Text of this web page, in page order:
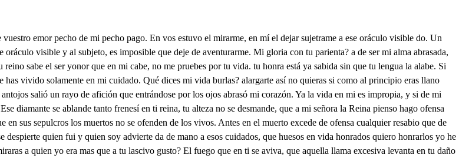
de Palacio Do . qué hace el Rey mi señor? n Ravisita tiene de espacio Don Pimudado te has de color que hay; n Ri conmigo me desgracio Qué tienes por vida mía? Don Reno se que melancolía no os quiero ver con despecho al tiempo que hay en mi pecho tantas sobras de alegría Dn Riya es grande el gozo que siento i con vuestras nobles caricias Recibo tanto contento que podéis pedir albricias de mi nuevo casamiento Don Ries la infanta de Aragón ya reina de tu afición? A dónde está doña Ines no hay reina, que ella lo es solo dé mi corazón Don In soy tu sierva, mi señora Don Rayo seré mí mismo infierno mi gozo es eterno ahora R. si tu gozo fuere eterno otro eternamente llora. Pariente, que mayor gloria puede tener mi memoria. que haberme enlazado al cuello de aqueste seraphín bello que de mi lleva victoria No es gallarda por extremo? Renadie en belleza le iguala. tanto que mi muerte temo en ver que otro se regala con el fuego que me quemo. Ay coral como su boca llegan perlas donde está aqueste aljófar preciado viose pecho más nevado que el alma a gusto provoca? Hay sin estos ojos, soles destar hermosas mejillas no toma el cielo arreboles hay tan lindas maravillas en los Polos Españoles? La belleza del Oriente iguala a esta bella frente compite el blanco Márfil con esta nariz sutil no son estas cejas tente Digo, que arcos son señora que el amor de industria ha hecho con que riude y enamora fragua de amores, el pecho donde tu fuego atesora Pues si te fuese alabando todos tus donaires quedo? calla R. calla te ruego pues que me estoy abrasando no soples más este fuego. Don Rodrigo, haz prevenir un Esquise, que a Belem hoy con mi esposa; as de ir Rtu querrás. yo ire también, mas impórtame acudir Hacia palacio primero que bablar a mi padre quiero, ve tu conella delante que yo ire luego al instante Re por aquí vengarme espero. Pues a prevenillo voy, Entre tanto que tú vas yo con doña Ines estoy y en palacio te andaras, cómo, si el alma te doy? Seré en un punto contigo ven mi vida don Rodrigo ol no pongas descuido en esto, volveré a llevarla presto volveré a matarme digo Ay ingrata por tus daños en tu servicio ocupé la flor de mis tiernos años pues premias mi firme fe con mortales desengaños. Ete servido, ete hecho en examen de mi pecho mil regalos, más presumo que son de mi fuego el humo pues los a tu Sol deshecho. Declarado te hasde suerte que mi vida se concluya mas si yo muriere advierte, que ha de ser la muerte tuya, remaniente de mi muerte. Del mayorazgo intentada la bendicion me a hurtado este Príncipe invidioso que fue lacobrienturoso y no Esaudesdichado. Mas aunque en esta ocasión ser primero no podré, para aliviar mi pasión recibir procurare la segunda bendición Y engañando mi sentido con parte del bien perdido para remediar mi afán procurate ser galan n pues no puedo ser marido. Diréis al de Aaragón mi amado primo, que ofrecerme su hija para nuera en más que el Reino Lusitano, estimo, Y a penas brotará la primavera en el Almendro flor, y frezco prado vistiendo de ojas verdes su ribera. Y a penas compondrá lo que a criado la señora de Chipre en sus Jardines que el Orbe ocupa su valor nombrado. Y a penas enel soto los mastines guardaran a los tiernos corderillos delos lobos que roban sus Confines Y a penas mostraran los altos cielos, sus rostros, de tinieblas despojados haciendo al campo treguas con los celos. Cuando por ella partan mis criados porque con la real pompa que merece; tome la posesión de mis estados. 2. Tanto favor tu Majestad la ofrece que aquella tierna planta Aragonesa. conel al cielo levantado crece sus Reales manos nuestro Rey te besa, y queda, de merced tan sublimada infinito, obligada la Princesa. Y aunque aquí de nosotros alabada su fama, sus virtudes, tu pregonas con que queda de todos ensalzada. Y a quien al cielo que lazo coronas que el agua aparta, en una junta veas y del cielo Español las cincoZonas y tú el Caudillo dela gente seas. Hágase con brevedad ved que ya estoy prevenido para dejar la ciudad don Pedro seas bien venido Don . deme vuesa Majestad Las manos toma esa pluma qué tengo de hacer en suma esta carta has de firmar Don P. dejámela repasar porque dolo no presuma Y esta licencia perdona repásala entre ti solo mas que ves en mi persona para que sospeches dolo de quien te da su corona. Si la sangre de tu madre hace que el temor te cuadre no temas de castigo que cuanto más tu enemigo entonces soy más tu padre. En pensamientos prolijos tu memoria no se emplee no turbes mis regucijos no hay padre que no d esee el remedio de sus hijos. En la carta que te di a tu esposa doy el sí y eso firma si lo entiendes Don . luego casarme pretendes eso pretendo D . a mí? a ti Quién alcanzar tú si pudo la Princesa de Aragón que te elevas, que estás mudo, Don Pragravios notables son contra un Príncipe viudo. Qué barajes ese punto te ruego, porque el trasunto muerto, está en mi corazón y hará mal trascarton el vivo conel difunto. Deja que el tiempo consuma, la idea que aún viva está que fue de mi bien la suma y ella faltando, podrá hacer su oficio la pluma. Fuera esperad caballeros, que de mis gustos postreros mi Mavorazgo mayor muestra todo su rigor en darme golpes más fieros. 2. Fuera esperamos . enseña que yo la quiero firmar alza esa pluma, pequeña ocasión te hace enojar. h El que al padre hace desdén en pago de su mal celo permite el eterno cielo que jamás no tenga bien y humilde baje hastael suelo. Villano, ya tienes bríos para oponerte a mi esfera con plumas de desvaríos sabiendo que a hombres de cera los deshacen rayos míos Falso, loquillo